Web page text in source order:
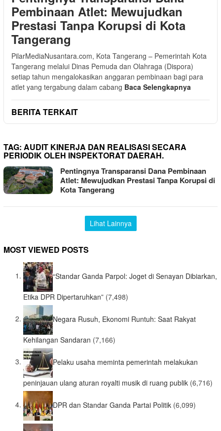
Pembinaan Atlet: Mewujudkan
Prestasi Tanpa Korupsi di Kota
Tangerang
PilarMediaNusantara.com, Kota Tangerang – Pemerintah Kota
Tangerang melalui Dinas Pemuda dan Olahraga (Dispora)
setiap tahun mengalokasikan anggaran pembinaan bagi para
atlet yang tergabung dalam cabang Baca Selengkapnya
BERITA TERKAIT
TAG: AUDIT KINERJA DAN REALISASI SECARA
PERIODIK OLEH INSPEKTORAT DAERAH.
Pentingnya Transparansi Dana Pembinaan
Atlet: Mewujudkan Prestasi Tanpa Korupsi di
Kota Tangerang
Lihat Lainnya
MOST VIEWED POSTS
“Standar Ganda Parpol: Joget di Senayan Dibiarkan,
Etika DPR Dipertaruhkan” (7,498)
Negara Rusuh, Ekonomi Runtuh: Saat Rakyat
Kehilangan Sandaran (7,166)
Pelaku usaha meminta pemerintah melakukan
peninjauan ulang aturan royalti musik di ruang publik (6,716)
DPR dan Standar Ganda Partai Politik (6,099)